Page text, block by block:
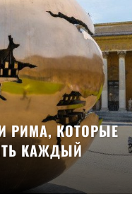
РИМА, КОТОРЫЕ
КАЖДЫЙ